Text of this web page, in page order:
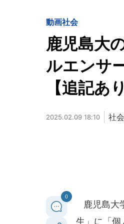
動画社会
鹿児島大
ルエンサ
【追記あ
2025.02.09 18:10 社
0
鹿児島大
生」に「個